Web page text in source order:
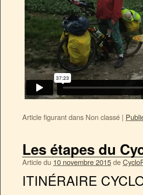
Article figurant dans Non classé |
Les étapes du
Article du 10 novembre 2015de
ITINÉRAIRE